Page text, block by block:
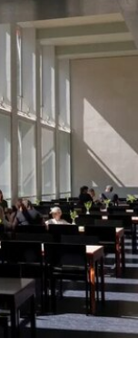
并发起请愿活
表示，截至
名。芝加哥
太阳时报》采
视每一位员工，
重要工作。我
为了更好地支
先选择了承诺
伙伴。”
已正式提出
门外包之前，
反了劳资协